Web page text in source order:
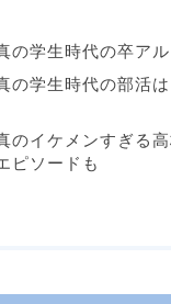
の学生時代の卒アル
の学生時代の部活
のイケメンすぎる
ピソードも